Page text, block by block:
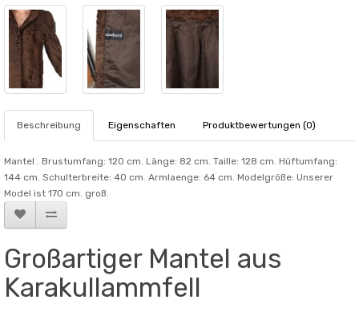
Beschreibung Eigenschaften Produktbewertungen (0)
Mantel . Brustumfang: 120 cm. Länge: 82 cm. Taille: 128 cm. Hüftumfang:
144 cm. Schulterbreite: 40 cm. Armlaenge: 64 cm. Modelgröße: Unserer
Model ist 170 cm. groß.
Großartiger Mantel aus
Karakullammfell